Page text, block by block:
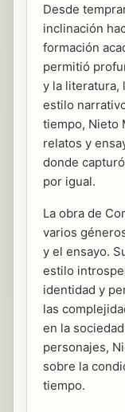
Desde
inclinación
formación
permitió
y la literatura,
estilo
tiempo, Nieto
relatos y
donde
por igual.
La obra de
varios
y el ensayo.
estilo
identidad y
las
en la
personajes,
sobre la
tiempo.